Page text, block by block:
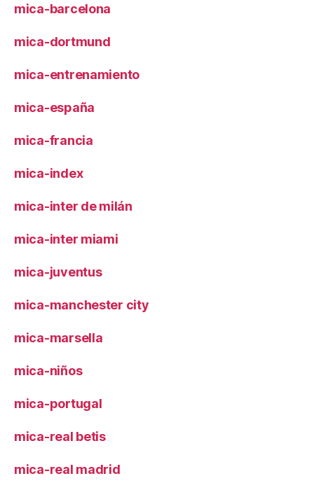
mica-barcelona
mica-dortmund
mica-entrenamiento
mica-españa
mica-francia
mica-index
mica-inter de milán
mica-inter miami
mica-juventus
mica-manchester city
mica-marsella
mica-niños
mica-portugal
mica-real betis
mica-real madrid